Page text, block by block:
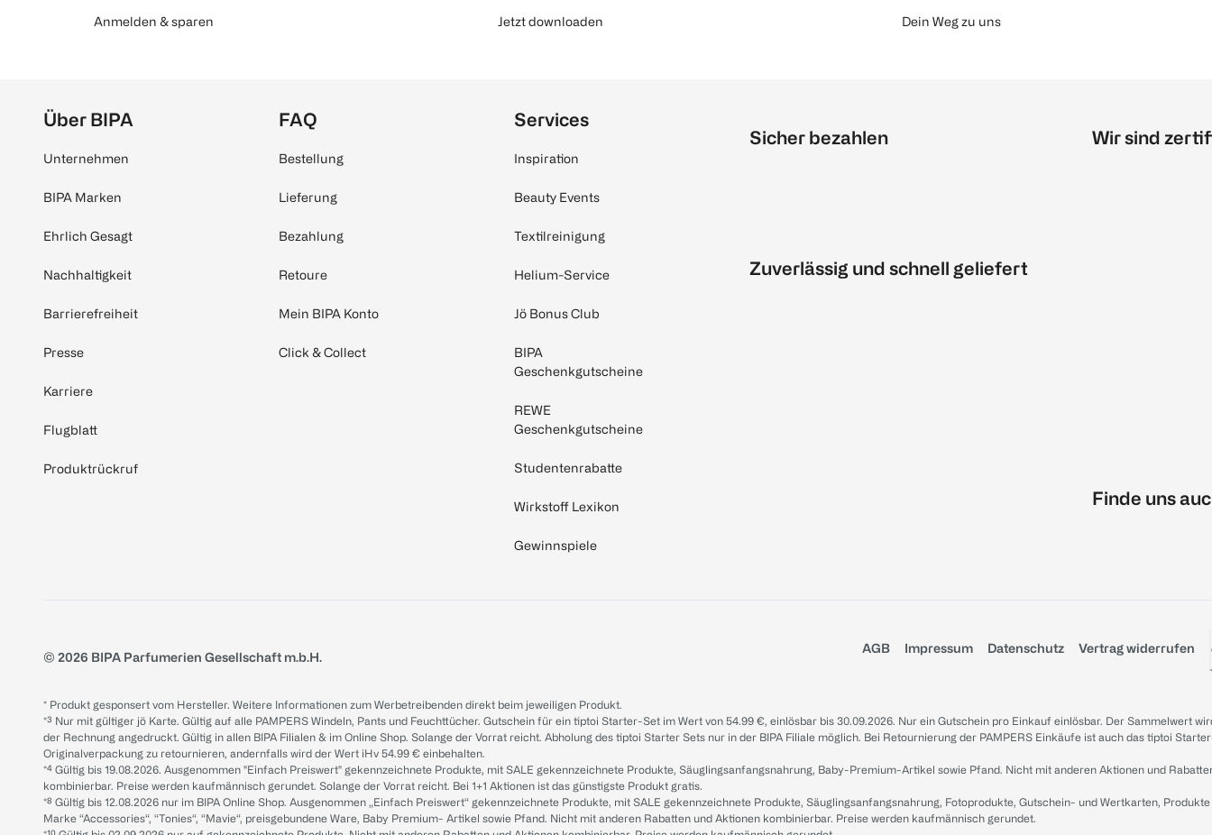
Anmelden & sparen Jetzt downloaden Dein Weg zu uns
Über BIPA
Unternehmen
BIPA Marken
Ehrlich Gesagt
Nachhaltigkeit
Barrierefreiheit
Presse
Karriere
Flugblatt
Produktrückruf
FAQ
Bestellung
Lieferung
Bezahlung
Retoure
Mein BIPA Konto
Click & Collect
Services
Inspiration
Beauty Events
Textilreinigung
Helium-Service
Jö Bonus Club
BIPA
Geschenkgutscheine
REWE
Geschenkgutscheine
Studentenrabatte
Wirkstoff Lexikon
Gewinnspiele
Sicher bezahlen
Zuverlässig und schnell geliefert
Wir sind
Finde uns
© 2026 BIPA Parfumerien Gesellschaft m.b.H.
AGB Impressum Datenschutz Vertrag widerrufen
* Produkt gesponsert vom Hersteller. Weitere Informationen zum Werbetreibenden direkt beim jeweiligen Produkt.
*³ Nur mit gültiger jö Karte. Gültig auf alle PAMPERS Windeln, Pants und Feuchttücher. Gutschein für ein tiptoi Starter-Set im Wert von 54.99 €, einlösbar bis 30.09.2026. Nur ein Gutschein pro Einkauf einlösbar. Der Sammelwert
der Rechnung angedruckt. Gültig in allen BIPA Filialen & im Online Shop. Solange der Vorrat reicht. Abholung des tiptoi Starter Sets nur in der BIPA Filiale möglich. Bei Retournierung der PAMPERS Einkäufe ist auch das tiptoi
Originalverpackung zu retournieren, andernfalls wird der Wert iHv 54.99 € einbehalten.
*⁴ Gültig bis 19.08.2026. Ausgenommen "Einfach Preiswert" gekennzeichnete Produkte, mit SALE gekennzeichnete Produkte, Säuglingsanfangsnahrung, Baby-Premium-Artikel sowie Pfand. Nicht mit anderen Aktionen und
kombinierbar. Preise werden kaufmännisch gerundet. Solange der Vorrat reicht. Bei 1+1 Aktionen ist das günstigste Produkt gratis.
*⁸ Gültig bis 12.08.2026 nur im BIPA Online Shop. Ausgenommen „Einfach Preiswert“ gekennzeichnete Produkte, mit SALE gekennzeichnete Produkte, Säuglingsanfangsnahrung, Fotoprodukte, Gutschein- und Wertkarten,
Marke “Accessories“, “Tonies“, “Mavie“, preisgebundene Ware, Baby Premium- Artikel sowie Pfand. Nicht mit anderen Rabatten und Aktionen kombinierbar. Preise werden kaufmännisch gerundet.